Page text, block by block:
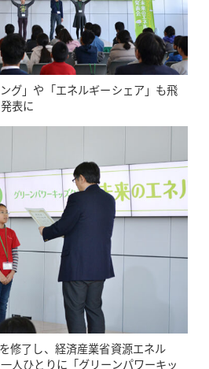
グ」や「エネルギーシェア」も飛
表に
修了し、経済産業省資源エネル
人ひとりに「グリーンパワーキッ